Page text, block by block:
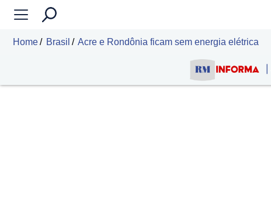
Home Brasil Acre e Rondônia ficam sem energia elétrica